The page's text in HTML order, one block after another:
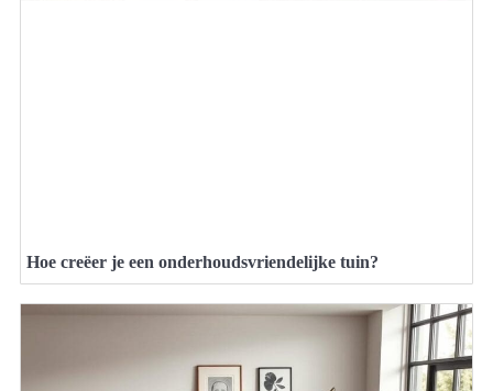
Hoe creëer je een onderhoudsvriendelijke tuin?